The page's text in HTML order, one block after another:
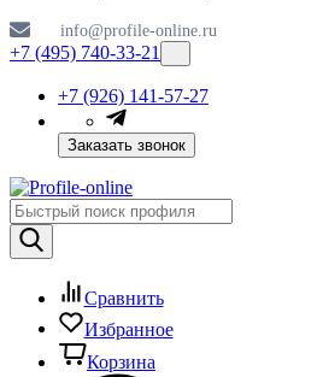
info@profile-online.ru
+7 (495) 740-33-21
+7 (926) 141-57-27
Заказать звонок
Сравнить
Избранное
Корзина